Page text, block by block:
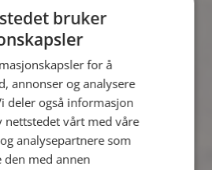
år fra Frogn i Akershus
kvinne 34 - 47 år
du Mo har et fotoalbum på
Bli medlem og se selv.
finnes tusener av fotoalbum med
nå!
bruker
for å
annonser og analysere
deler også informasjon
nettstedet vårt med våre
analysepartnere som
med annen